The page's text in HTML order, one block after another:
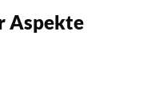
Aspekte